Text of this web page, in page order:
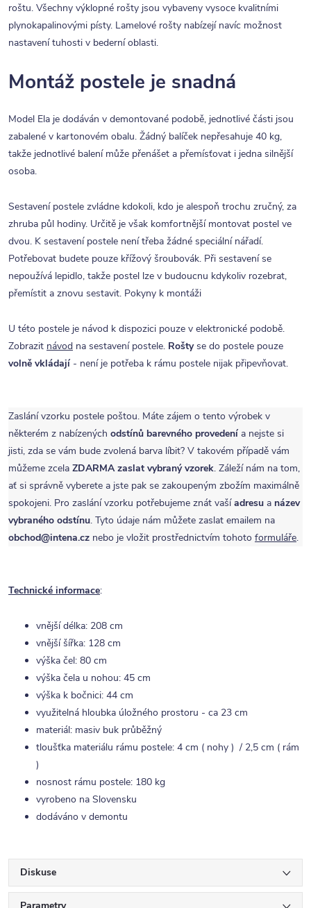
roštu. Všechny výklopné rošty jsou vybaveny vysoce kvalitními
plynokapalinovými písty. Lamelové rošty nabízejí navíc možnost
nastavení tuhosti v bederní oblasti.
​Montáž postele je snadná
Model Ela je dodáván v demontované podobě, jednotlivé části jsou
zabalené v kartonovém obalu. Žádný balíček nepřesahuje 40 kg,
takže jednotlivé balení může přenášet a přemísťovat i jedna silnější
osoba.
Sestavení postele zvládne kdokoli, kdo je alespoň trochu zručný, za
zhruba půl hodiny. Určitě je však komfortnější montovat postel ve
dvou. K sestavení postele není třeba žádné speciální nářadí.
Potřebovat budete pouze křížový šroubovák. Při sestavení se
nepoužívá lepidlo, takže postel lze v budoucnu kdykoliv rozebrat,
přemístit a znovu sestavit. Pokyny k montáži
U této postele je návod k dispozici pouze v elektronické podobě.
Zobrazit návod na sestavení postele. Roštyse do postele pouze
volně vkládají - není je potřeba k rámu postele nijak připevňovat.
Zaslání vzorku postele poštou. Máte zájem o tento výrobek v
některém z nabízených odstínů barevného provedení a nejste si
jisti, zda se vám bude zvolená barva líbit? V takovém případě vám
můžeme zcela ZDARMA zaslat vybraný vzorek. Záleží nám na tom,
ať si správně vyberete a jste pak se zakoupeným zbožím maximálně
spokojeni. Pro zaslání vzorku potřebujeme znát vašíadresu a název
vybraného odstínu. Tyto údaje nám můžete zaslat emailem na
obchod@intena.cz nebo je vložit prostřednictvím tohoto formuláře.
Technické informace:
vnější délka: 208 cm
vnější šířka: 128 cm
výška čel: 80 cm
výška čela u nohou: 45 cm
výška k bočnici: 44 cm
využitelná hloubka úložného prostoru - ca 23 cm
materiál: masiv buk průběžný
tloušťka materiálu rámu postele: 4 cm ( nohy ) / 2,5 cm ( rám
)
nosnost rámu postele: 180 kg
vyrobeno na Slovensku
dodáváno v demontu
Diskuse